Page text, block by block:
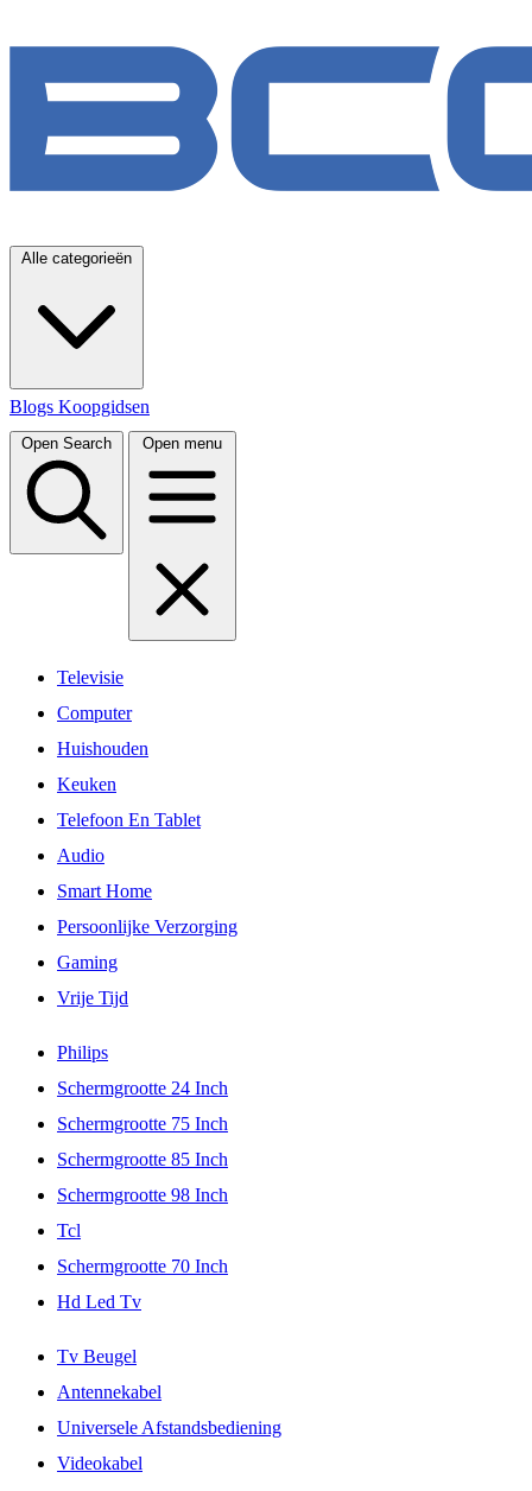
Alle categorieën
Blogs Koopgidsen
Open Search Open menu
Televisie
Computer
Huishouden
Keuken
Telefoon En Tablet
Audio
Smart Home
Persoonlijke Verzorging
Gaming
Vrije Tijd
Philips
Schermgrootte 24 Inch
Schermgrootte 75 Inch
Schermgrootte 85 Inch
Schermgrootte 98 Inch
Tcl
Schermgrootte 70 Inch
Hd Led Tv
Tv Beugel
Antennekabel
Universele Afstandsbediening
Videokabel